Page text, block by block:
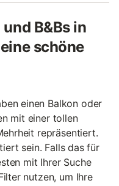
B&Bs in
schöne
einen Balkon oder
mit einer tollen
repräsentiert.
sein. Falls das für
mit Ihrer Suche
nutzen, um Ihre